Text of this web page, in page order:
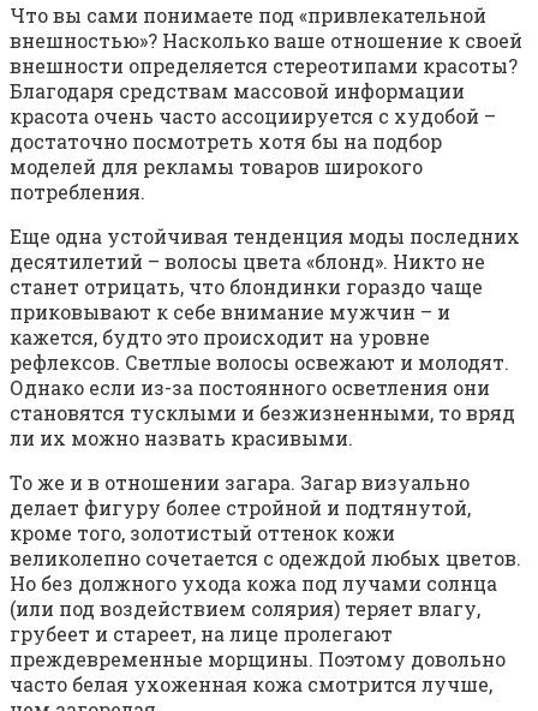
Что вы сами понимаете под «привлекательной
внешностью»? Насколько ваше отношение к своей
внешности определяется стереотипами красоты?
Благодаря средствам массовой информации
красота очень часто ассоциируется с худобой –
достаточно посмотреть хотя бы на подбор
моделей для рекламы товаров широкого
потребления.
Еще одна устойчивая тенденция моды последних
десятилетий – волосы цвета «блонд». Никто не
станет отрицать, что блондинки гораздо чаще
приковывают к себе внимание мужчин – и
кажется, будто это происходит на уровне
рефлексов. Светлые волосы освежают и молодят.
Однако если из-за постоянного осветления они
становятся тусклыми и безжизненными, то вряд
ли их можно назвать красивыми.
То же и в отношении загара. Загар визуально
делает фигуру более стройной и подтянутой,
кроме того, золотистый оттенок кожи
великолепно сочетается с одеждой любых цветов.
Но без должного ухода кожа под лучами солнца
(или под воздействием солярия) теряет влагу,
грубеет и стареет, на лице пролегают
преждевременные морщины. Поэтому довольно
часто белая ухоженная кожа смотрится лучше,